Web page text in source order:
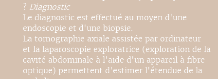
? Diagnostic
Le diagnostic est effectué au moyen d'une
endoscopie et d'une biopsie.
La tomographie axiale assistée par ordinateur
et la laparoscopie exploratrice (exploration de la
cavité abdominale à l'aide d'un appareil à fibre
optique) permettent d'estimer l'étendue de la